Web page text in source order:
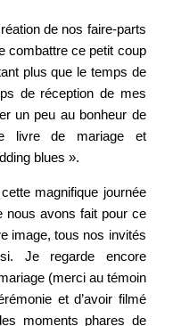
de nos faire-parts
combattre ce petit coup
plus que le temps de
de réception de mes
un peu au bonheur de
livre de mariage et
blues ».
magnifique journée
nous avons fait pour ce
image, tous nos invités
Je regarde encore
(merci au témoin
et d’avoir filmé
moments phares de